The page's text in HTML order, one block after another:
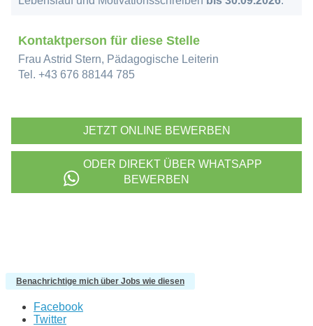
Benachrichtige mich über Jobs wie diesen
Facebook
Twitter